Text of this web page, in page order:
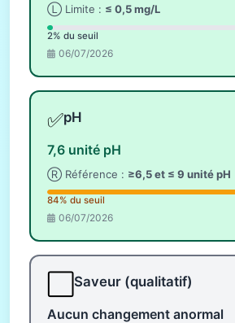
Ⓛ Limite : ≤ 0,5 mg/L
2% du seuil
06/07/2026
✅pH
7,6 unité pH
Ⓡ Référence : ≥6,5 et ≤ 9 unité pH
84% du seuil
06/07/2026
Saveur (qualitatif)
Aucun changement anormal